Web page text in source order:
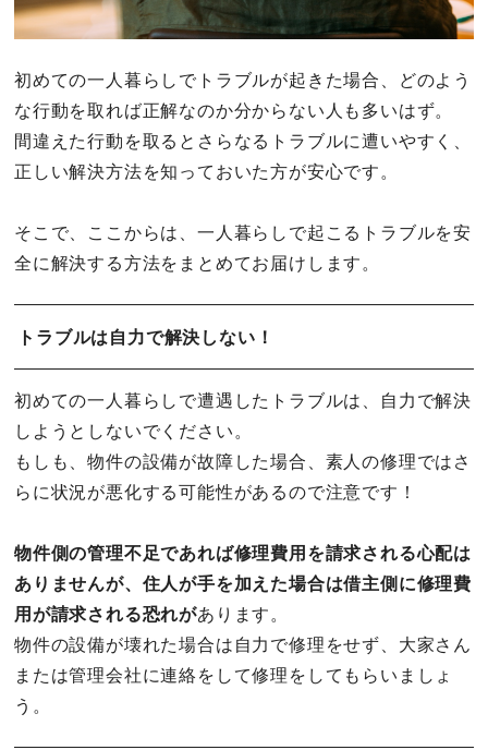
初めての一人暮らしでトラブルが起きた場合、どのよう
な行動を取れば正解なのか分からない人も多いはず。
間違えた行動を取るとさらなるトラブルに遭いやすく、
正しい解決方法を知っておいた方が安心です。
そこで、ここからは、一人暮らしで起こるトラブルを安
全に解決する方法をまとめてお届けします。
トラブルは自力で解決しない！
初めての一人暮らしで遭遇したトラブルは、自力で解決
しようとしないでください。
もしも、物件の設備が故障した場合、素人の修理ではさ
らに状況が悪化する可能性があるので注意です！
物件側の管理不足であれば修理費用を請求される心配は
ありませんが、住人が手を加えた場合は借主側に修理費
用が請求される恐れがあります。
物件の設備が壊れた場合は自力で修理をせず、大家さん
または管理会社に連絡をして修理をしてもらいましょ
う。